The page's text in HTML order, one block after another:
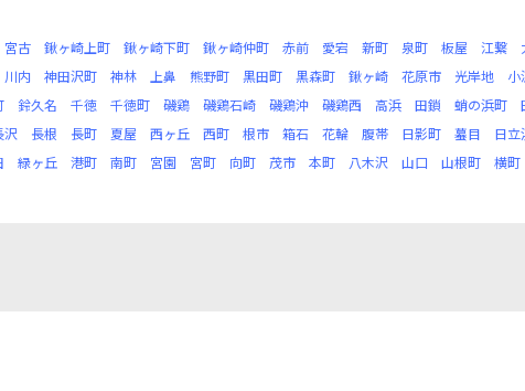
宮古 鍬ヶ崎上町 鍬ヶ崎下町 鍬ヶ崎仲町 赤前 愛宕 新町 泉町 板屋 江繋
川内 神田沢町 神林 上鼻 熊野町 黒田町 黒森町 鍬ヶ崎 花原市 光岸地 小
鈴久名 千徳 千徳町 磯鶏 磯鶏石崎 磯鶏沖 磯鶏西 高浜 田鎖 蛸の浜町
沢 長根 長町 夏屋 西ヶ丘 西町 根市 箱石 花輪 腹帯 日影町 蟇目 日立
緑ヶ丘 港町 南町 宮園 宮町 向町 茂市 本町 八木沢 山口 山根町 横町